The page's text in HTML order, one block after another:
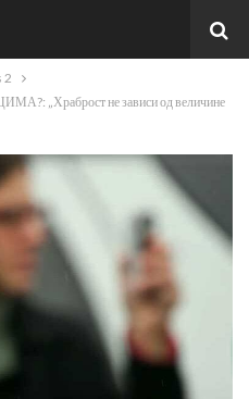
2
„Храброст не зависи од величине